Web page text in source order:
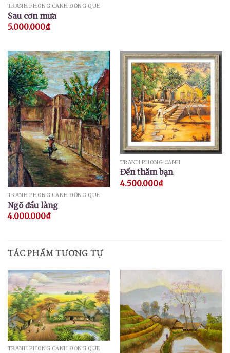
TRANH PHONG CẢNH ĐỒNG QUÊ
Sau cơn mưa
5.000.000₫
TRANH PHONG CẢNH ĐỒNG QUÊ
Ngõ đầu làng
4.000.000₫
TRANH PHONG CẢNH
Đến thăm bạn
4.500.000₫
TÁC PHẨM TƯƠNG TỰ
TRANH PHONG CẢNH ĐỒNG QUÊ